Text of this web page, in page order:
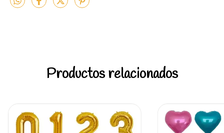
Productos relacionados